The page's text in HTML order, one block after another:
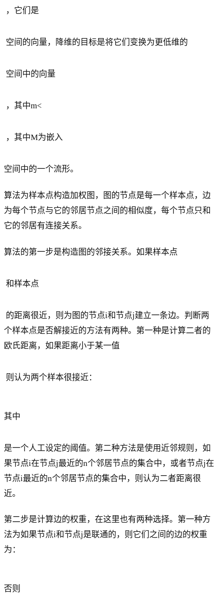
，它们是
空间的向量，降维的目标是将它们变换为更低维的
空间中的向量
，其中m<
，其中M为嵌入
空间中的一个流形。
算法为样本点构造加权图，图的节点是每一个样本点，边
为每个节点与它的邻居节点之间的相似度，每个节点只和
它的邻居有连接关系。
算法的第一步是构造图的邻接关系。如果样本点
和样本点
的距离很近，则为图的节点i和节点j建立一条边。判断两
个样本点是否解接近的方法有两种。第一种是计算二者的
欧氏距离，如果距离小于某一值
则认为两个样本很接近：
其中
是一个人工设定的阈值。第二种方法是使用近邻规则，如
果节点i在节点j最近的n个邻居节点的集合中，或者节点j在
节点i最近的n个邻居节点的集合中，则认为二者距离很
近。
第二步是计算边的权重，在这里也有两种选择。第一种方
法为如果节点i和节点j是联通的，则它们之间的边的权重
为：
否则